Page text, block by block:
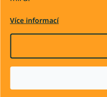
Více informací